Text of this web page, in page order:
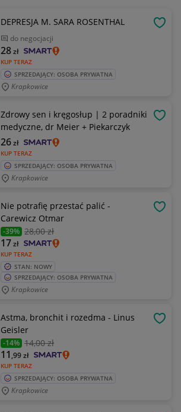
DEPRESJA M. SARA ROSENTHAL
do negocjacji
KUP TERAZ
28zł
SPRZEDAJĄCY: OSOBA PRYWATNA
Krapkowice
Zdrowy sen i kręgosłup | 2 poradniki
medyczne, dr Meier + Piekarczyk
KUP TERAZ
26zł
SPRZEDAJĄCY: OSOBA PRYWATNA
Krapkowice
Nie potrafię przestać palić -
Carewicz Otmar
-39% 28,00 zł
KUP TERAZ
17zł
STAN: NOWY
SPRZEDAJĄCY: OSOBA PRYWATNA
Krapkowice
Astma, bronchit i rozedma - Linus
Geisler
-14% 14,00 zł
KUP TERAZ
11 ,99zł
SPRZEDAJĄCY: OSOBA PRYWATNA
Krapkowice